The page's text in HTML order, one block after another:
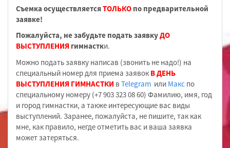
Съемка осуществляетсяТОЛЬКО по предварительной
заявке!
Пожалуйста, не забудьте подать заявкуДО
ВЫСТУПЛЕНИЯ гимнастки.
Можно подать заявку написав (звонить не надо!) на
специальный номер для приема заявок В ДЕНЬ
ВЫСТУПЛЕНИЯ ГИМНАСТКИ в Telegram или Макс по
специальному номеру (+7 903 323 08 60) Фамилию, имя, год
и город гимнастки, а также интересующие вас виды
выступлений. Заранее, пожалуйста, не пишите, так как
мне, как правило, негде отметить вас и ваша заявка
может затеряться.